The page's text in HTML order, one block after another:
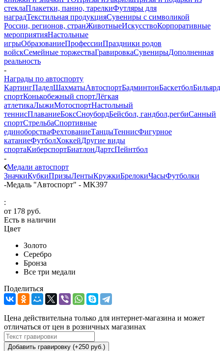
стеклаПлакетки, панно, тарелкиФутляры для
наградТекстильная продукцияСувениры с символикой
России, регионов, странЖивотныеИскусствоКорпоративные
мероприятияНастольные
игрыОбразованиеПрофессииПраздники родов
войскСемейные торжестваГравировкаСувенирыДополненная
реальность
-
Награды по автоспорту
КартингПаделШахматыАвтоспортБадминтонБаскетболБильярд
спортКонькобежный спортЛёгкая
атлетикаЛыжиМотоспортНастольный
теннисПлаваниеБоксСноубордБейсбол, гандбол,регбиСанный
спортСтрельбаСпортивные
единоборстваФехтованиеТанцыТеннисФигурное
катаниеФутболХоккейДругие виды
спортаКиберспортБиатлонДартсПейнтбол
-
Медали автоспорт
ЗначкиКубкиПризыЛентыКружкиБрелокиЧасыФутболки
-Медаль "Автоспорт" - MK397
:
от 178 руб.
Есть в наличии
Цвет
Золото
Серебро
Бронза
Все три медали
Поделиться
Цена действительна только для интернет-магазина и может
отличаться от цен в розничных магазинах
Добавить гравировку (+250 руб.)